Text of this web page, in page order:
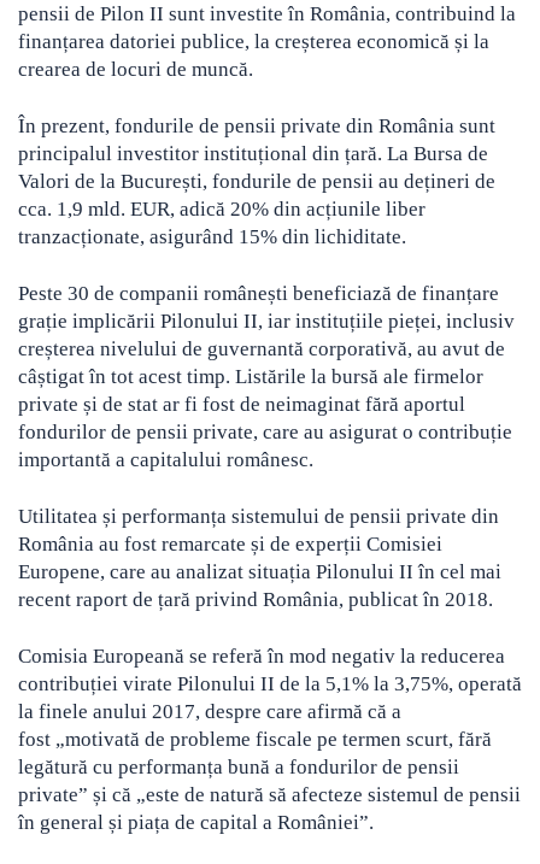
pensii de Pilon II sunt investite în România, contribuind la
finanțarea datoriei publice, la creșterea economică și la
crearea de locuri de muncă.
În prezent, fondurile de pensii private din România sunt
principalul investitor instituțional din țară. La Bursa de
Valori de la București, fondurile de pensii au dețineri de
cca. 1,9 mld. EUR, adică 20% din acțiunile liber
tranzacționate, asigurând 15% din lichiditate.
Peste 30 de companii românești beneficiază de finanțare
grație implicării Pilonului II, iar instituțiile pieței, inclusiv
creșterea nivelului de guvernantă corporativă, au avut de
câștigat în tot acest timp. Listările la bursă ale firmelor
private și de stat ar fi fost de neimaginat fără aportul
fondurilor de pensii private, care au asigurat o contribuție
importantă a capitalului românesc.
Utilitatea și performanța sistemului de pensii private din
România au fost remarcate și de experții Comisiei
Europene, care au analizat situația Pilonului II în cel mai
recent raport de țară privind România, publicat în 2018.
Comisia Europeană se referă în mod negativ la reducerea
contribuției virate Pilonului II de la 5,1% la 3,75%, operată
la finele anului 2017, despre care afirmă că a
fost „motivată de probleme fiscale pe termen scurt, fără
legătură cu performanța bună a fondurilor de pensii
private” și că „este de natură să afecteze sistemul de pensii
în general și piața de capital a României”.